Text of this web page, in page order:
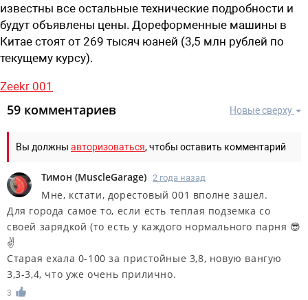
известны все остальные технические подробности и
будут объявлены цены. Дореформенные машины в
Китае стоят от 269 тысяч юаней (3,5 млн рублей по
текущему курсу).
Zeekr 001
Новые сверху
59 комментариев
Вы должны авторизоваться, чтобы оставить комментарий
Тимон (MuscleGarage) 2 года назад
Мне, кстати, дорестовый 001 вполне зашел.
Для города самое то, если есть теплая подземка со
своей зарядкой (то есть у каждого нормального парня 😎
✌️
Старая ехала 0-100 за пристойные 3,8, новую вангую
3,3-3,4, что уже очень прилично.
3